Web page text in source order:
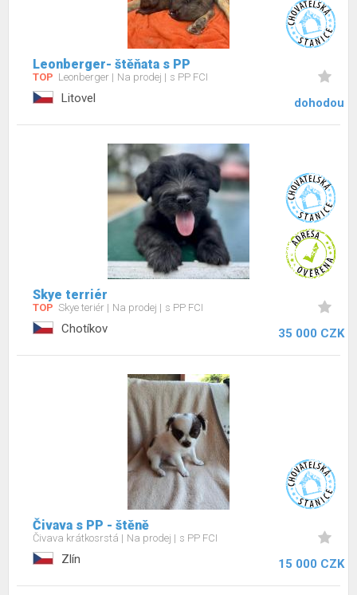
Leonberger- štěňata s PP
TOP Leonberger Na prodej s PP FCI
Litovel dohodou
Skye terriér
TOP Skye teriér Na prodej s PP FCI
Chotíkov 35 000 CZK
Čivava s PP - štěně
Čivava krátkosrstá Na prodej s PP FCI
Zlín 15 000 CZK